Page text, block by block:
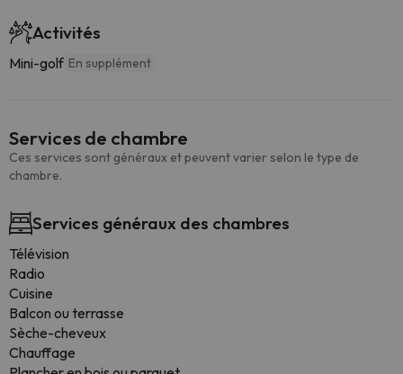
Activités
Mini-golf En supplément
Services de chambre
Ces services sont généraux et peuvent varier selon le type de
chambre.
Services généraux des chambres
Télévision
Radio
Cuisine
Balcon ou terrasse
Sèche-cheveux
Chauffage